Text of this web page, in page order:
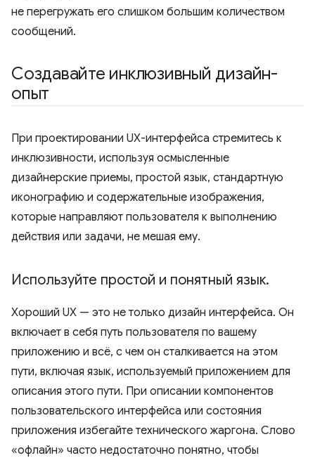
не перегружать его слишком большим количеством
сообщений.
Создавайте инклюзивный дизайн-
опыт
При проектировании UX-интерфейса стремитесь к
инклюзивности, используя осмысленные
дизайнерские приемы, простой язык, стандартную
иконографию и содержательные изображения,
которые направляют пользователя к выполнению
действия или задачи, не мешая ему.
Используйте простой и понятный язык.
Хороший UX — это не только дизайн интерфейса. Он
включает в себя путь пользователя по вашему
приложению и всё, с чем он сталкивается на этом
пути, включая язык, используемый приложением для
описания этого пути. При описании компонентов
пользовательского интерфейса или состояния
приложения избегайте технического жаргона. Слово
«офлайн» часто недостаточно понятно, чтобы